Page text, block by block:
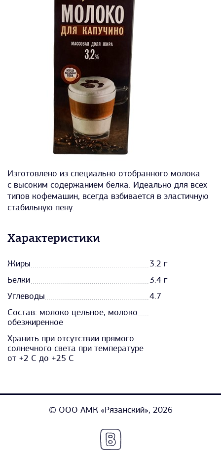
Изготовлено из специально отобранного молока
с высоким содержанием белка. Идеально для всех
типов кофемашин, всегда взбивается в эластичную
стабильную пену.
Характеристики
Жиры
3.2 г
Белки
3.4 г
Углеводы
4.7
Состав: молоко цельное, молоко
обезжиренное
Хранить при отсутствии прямого
солнечного света при температуре
от +2 С до +25 С
© ООО АМК «Рязанский», 2026